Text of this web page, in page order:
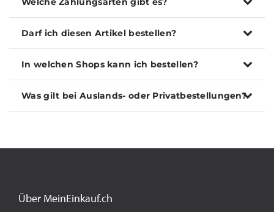
Darf ich diesen Artikel bestellen?
In welchen Shops kann ich bestellen?
Was gilt bei Auslands- oder Privatbestellungen?
Über MeinEinkauf.ch